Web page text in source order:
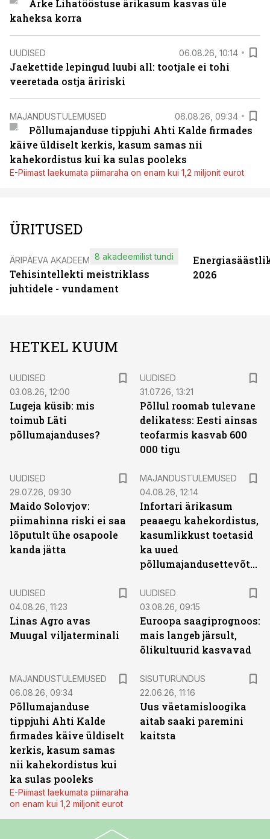
Arke Lihatööstuse ärikasum kasvas üle
kaheksa korra
UUDISED 06.08.26, 10:14
Jaekettide lepingud luubi all: tootjale ei tohi
veeretada ostja äririski
MAJANDUSTULEMUSED 06.08.26, 09:34
Põllumajanduse tippjuhi Ahti Kalde firmades
käive üldiselt kerkis, kasum samas nii
kahekordistus kui ka sulas pooleks
E-Piimast laekumata piimaraha on enam kui 1,2 miljonit eurot
ÜRITUSED
ÄRIPÄEVA AKADEEMIA
Tehisintellekti meistriklass
juhtidele - vundament
8 akadeemilist tundi
2026
HETKEL KUUM
UUDISED
03.08.26, 12:00
Lugeja küsib: mis
toimub Läti
põllumajanduses?
UUDISED
31.07.26, 13:21
Põllul roomab tulevane
delikatess: Eesti ainsas
teofarmis kasvab 600
000 tigu
UUDISED
29.07.26, 09:30
Maido Solovjov:
piimahinna riski ei saa
lõputult ühe osapoole
kanda jätta
MAJANDUSTULEMUSED
04.08.26, 12:14
Infortari ärikasum
peaaegu kahekordistus,
kasumlikkust toetasid
ka uued
põllumajandusettevõtted
UUDISED
04.08.26, 11:23
Linas Agro avas
Muugal viljaterminali
UUDISED
03.08.26, 09:15
Euroopa saagiprognoos:
mais langeb järsult,
õlikultuurid kasvavad
MAJANDUSTULEMUSED
06.08.26, 09:34
Põllumajanduse
tippjuhi Ahti Kalde
firmades käive üldiselt
kerkis, kasum samas
nii kahekordistus kui
ka sulas pooleks
E-Piimast laekumata piimaraha
on enam kui 1,2 miljonit eurot
SISUTURUNDUS
22.06.26, 11:16
Uus väetamisloogika
aitab saaki paremini
kaitsta